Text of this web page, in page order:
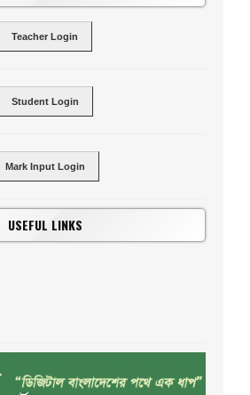
Teacher Login
Student Login
Mark Input Login
USEFUL LINKS